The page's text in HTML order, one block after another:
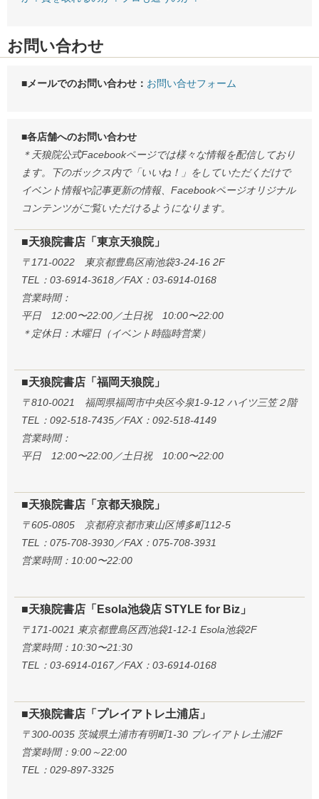
お問い合わせ
■メールでのお問い合わせ： お問い合せフォーム
■各店舗へのお問い合わせ
＊天狼院公式Facebookページでは様々な情報を配信しており
ます。下のボックス内で「いいね！」をしていただくだけで
イベント情報や記事更新の情報、Facebookページオリジナル
コンテンツがご覧いただけるようになります。
■天狼院書店「東京天狼院」
〒171-0022 東京都豊島区南池袋3-24-16 2F
TEL：03-6914-3618／FAX：03-6914-0168
営業時間：
平日 12:00〜22:00／土日祝 10:00〜22:00
＊定休日：木曜日（イベント時臨時営業）
■天狼院書店「福岡天狼院」
〒810-0021 福岡県福岡市中央区今泉1-9-12 ハイツ三笠２階
TEL：092-518-7435／FAX：092-518-4149
営業時間：
平日 12:00〜22:00／土日祝 10:00〜22:00
■天狼院書店「京都天狼院」
〒605-0805 京都府京都市東山区博多町112-5
TEL：075-708-3930／FAX：075-708-3931
営業時間：10:00〜22:00
■天狼院書店「Esola池袋店 STYLE for Biz」
〒171-0021 東京都豊島区西池袋1-12-1 Esola池袋2F
営業時間：10:30〜21:30
TEL：03-6914-0167／FAX：03-6914-0168
■天狼院書店「プレイアトレ土浦店」
〒300-0035 茨城県土浦市有明町1-30 プレイアトレ土浦2F
営業時間：9:00～22:00
TEL：029-897-3325